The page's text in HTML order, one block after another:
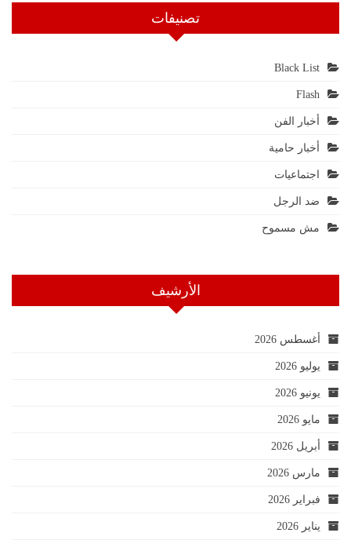
تصنيفات
Black List
Flash
أخبار الفن
أخبار حامية
اجتماعيات
ضد الرجل
مش مسموح
الأرشيف
أغسطس 2026
يوليو 2026
يونيو 2026
مايو 2026
أبريل 2026
مارس 2026
فبراير 2026
يناير 2026